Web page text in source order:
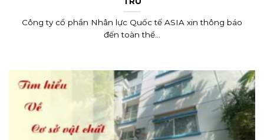
Công ty cổ phần Nhân lực Quốc tế ASIA xin thông báo
đến toàn thể...